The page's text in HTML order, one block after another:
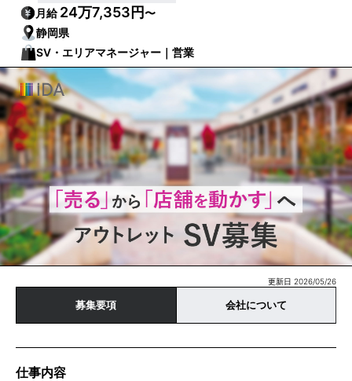
月給24万7,353円〜
静岡県
SV・エリアマネージャー｜営業
更新日 2026/05/26
募集要項 会社について
仕事内容